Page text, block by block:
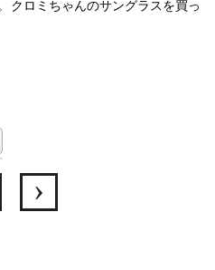
クロミちゃんのサングラスを買っ